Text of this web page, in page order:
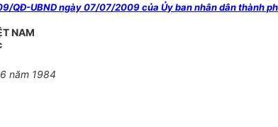
QĐ-UBND ngày 07/07/2009 của Ủy ban nhân dân thành
NAM
năm 1984